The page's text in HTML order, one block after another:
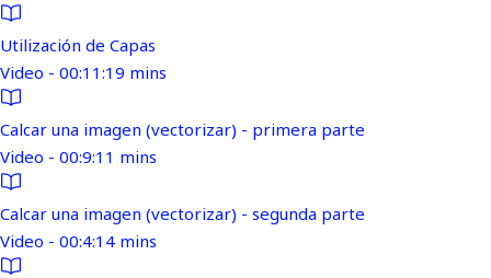
Utilización de Capas
Video - 00:11:19 mins
Calcar una imagen (vectorizar) - primera parte
Video - 00:9:11 mins
Calcar una imagen (vectorizar) - segunda parte
Video - 00:4:14 mins